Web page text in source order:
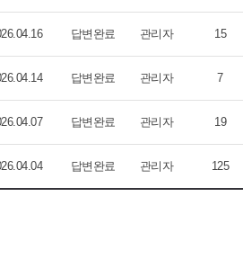
답변완료 관리자 15
답변완료 관리자 7
답변완료 관리자 19
답변완료 관리자 125